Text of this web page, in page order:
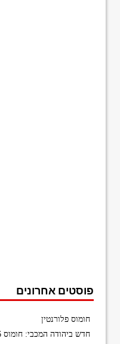
פוסטים אחרונים
חומוס פלורנטין
חדש ביהודה המכבי: חומוס 616